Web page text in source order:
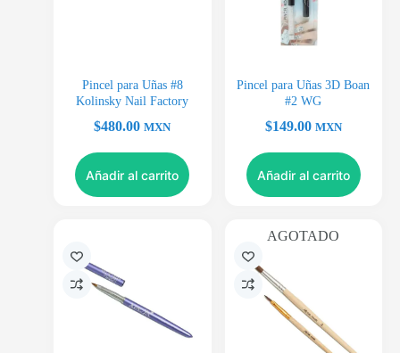
Pincel para Uñas #8
Kolinsky Nail Factory
$480.00 MXN
Añadir al carrito
Pincel para Uñas 3D Boan
#2 WG
$149.00 MXN
Añadir al carrito
AGOTADO